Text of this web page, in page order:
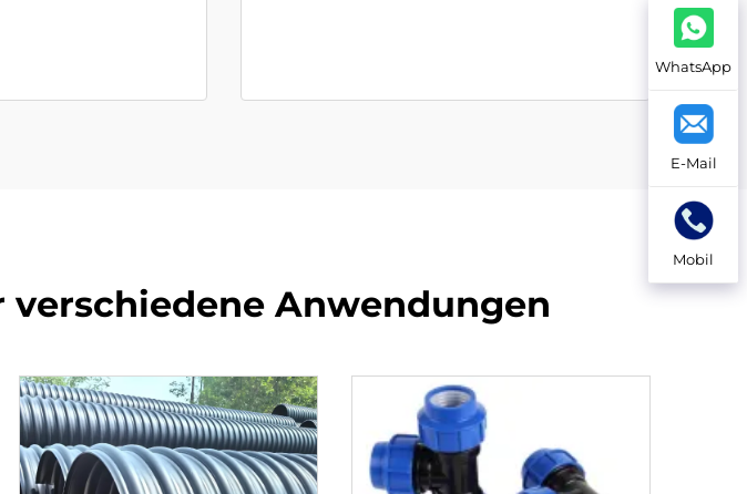
Anwendungen
WhatsApp
E-Mail
Mobil